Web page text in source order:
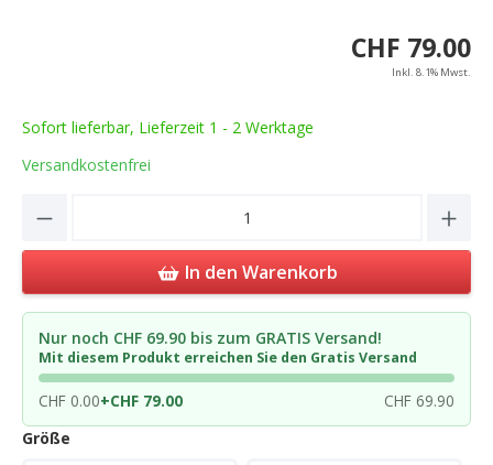
CHF 79.00
Inkl. 8.1% Mwst.
Sofort lieferbar, Lieferzeit 1 - 2 Werktage
Versandkostenfrei
Product Quantity: Enter the desired
In den Warenkorb
Nur noch CHF 69.90 bis zum GRATIS Versand!
Mit diesem Produkt erreichen Sie den Gratis Versand
CHF 0.00+CHF 79.00
CHF 69.90
Größe